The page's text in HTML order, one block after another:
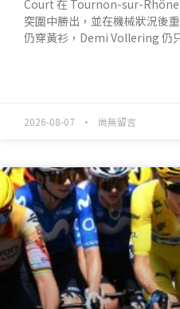
Court 在 Tournon-sur-Rhône
突圍中勝出，並在機械狀況後
仍穿黃衫，Demi Vollering 仍
2026-08-07 尚無留言